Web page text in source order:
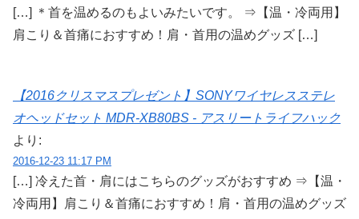
[…] ＊首を温めるのもよいみたいです。 ⇒【温・冷両用】
肩こり＆首痛におすすめ！肩・首用の温めグッズ […]
【2016クリスマスプレゼント】SONYワイヤレスステレ
オヘッドセット MDR-XB80BS - アスリートライフハック
より:
2016-12-23 11:17 PM
[…] 冷えた首・肩にはこちらのグッズがおすすめ ⇒【温・
冷両用】肩こり＆首痛におすすめ！肩・首用の温めグッズ